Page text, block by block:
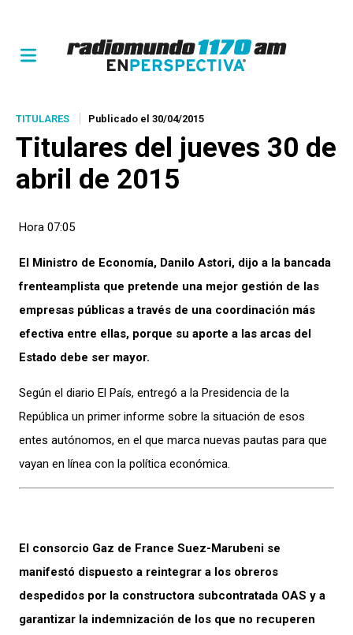
TITULARES Publicado el 30/04/2015
Titulares del jueves 30 de
abril de 2015
Hora 07:05
El Ministro de Economía, Danilo Astori, dijo a la bancada
frenteamplista que pretende una mejor gestión de las
empresas públicas a través de una coordinación más
efectiva entre ellas, porque su aporte a las arcas del
Estado debe ser mayor.
Según el diario El País, entregó a la Presidencia de la
República un primer informe sobre la situación de esos
entes autónomos, en el que marca nuevas pautas para que
vayan en línea con la política económica.
El consorcio Gaz de France Suez-Marubeni se
manifestó dispuesto a reintegrar a los obreros
despedidos por la constructora subcontratada OAS y a
garantizar la indemnización de los que no recuperen